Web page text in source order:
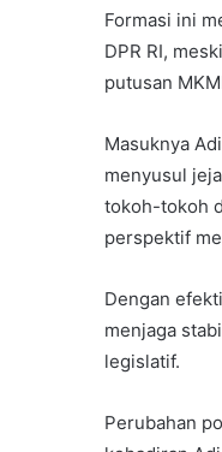
Formasi ini
DPR RI,
putusan
Masuknya
menyusul
tokoh-tokoh
perspektif
Dengan
menjaga
legislatif.
Perubahan